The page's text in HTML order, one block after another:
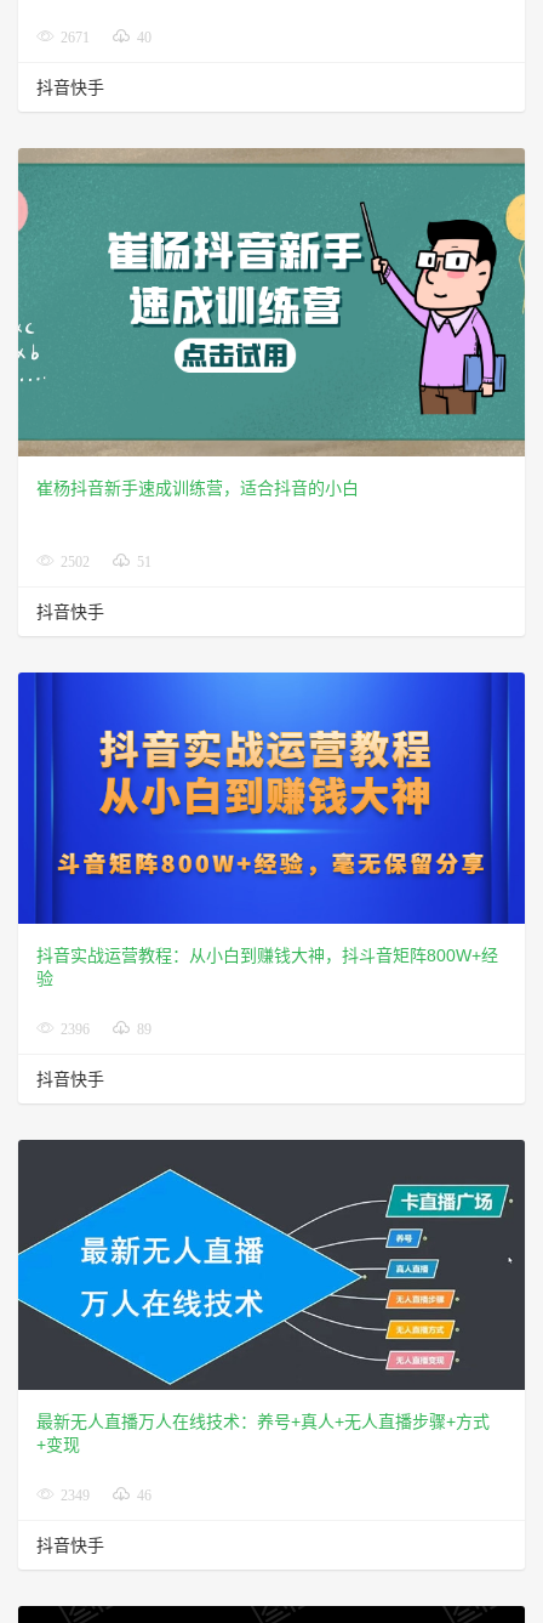
2671 40
抖音快手
崔杨抖音新手速成训练营，适合抖音的小白
2502 51
抖音快手
抖音实战运营教程：从小白到赚钱大神，抖斗音矩阵800W+经
验
2396 89
抖音快手
最新无人直播万人在线技术：养号+真人+无人直播步骤+方式
+变现
2349 46
抖音快手